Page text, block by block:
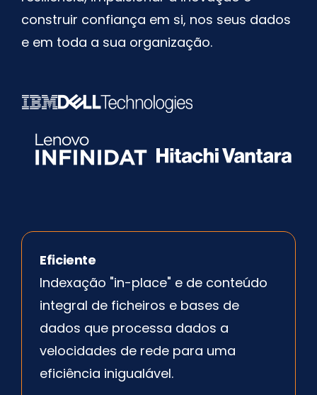
construir confiança em si, nos seus dados
e em toda a sua organização.
Eficiente
Indexação "in-place" e de conteúdo
integral de ficheiros e bases de
dados que processa dados a
velocidades de rede para uma
eficiência inigualável.